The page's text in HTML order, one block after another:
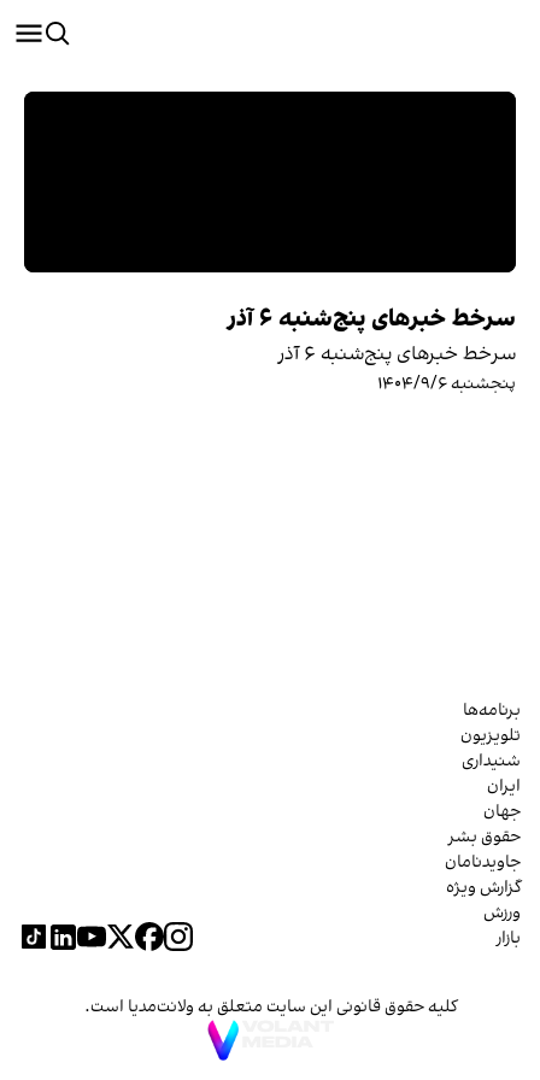
سرخط خبرهای پنج‌شنبه ۶ آذر
سرخط خبرهای پنج‌شنبه ۶ آذر
پنجشنبه ۱۴۰۴/۹/۶
برنامه‌ها
تلویزیون
شنیداری
ایران
جهان
حقوق بشر
جاویدنامان
گزارش ویژه
ورزش
بازار
کلیه حقوق قانونی این سایت متعلق به ولانت‌مدیا است.